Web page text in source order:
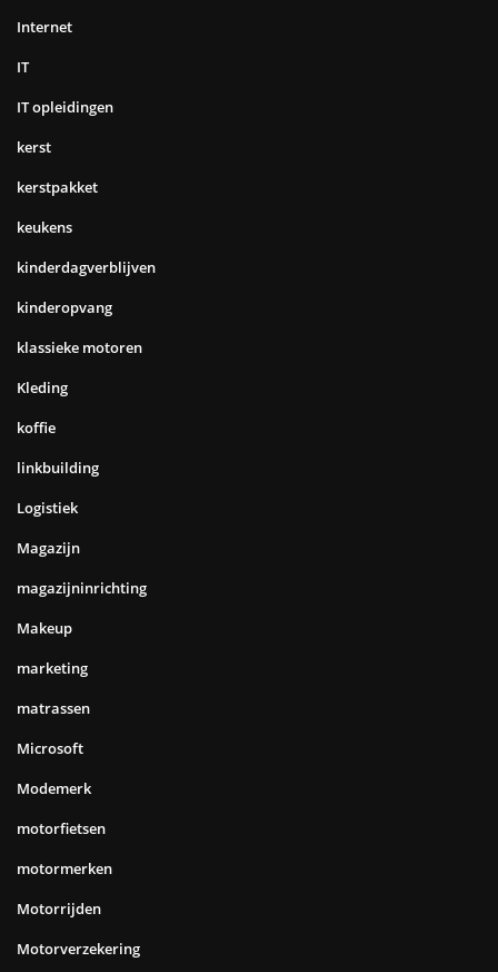
Internet
IT
IT opleidingen
kerst
kerstpakket
keukens
kinderdagverblijven
kinderopvang
klassieke motoren
Kleding
koffie
linkbuilding
Logistiek
Magazijn
magazijninrichting
Makeup
marketing
matrassen
Microsoft
Modemerk
motorfietsen
motormerken
Motorrijden
Motorverzekering